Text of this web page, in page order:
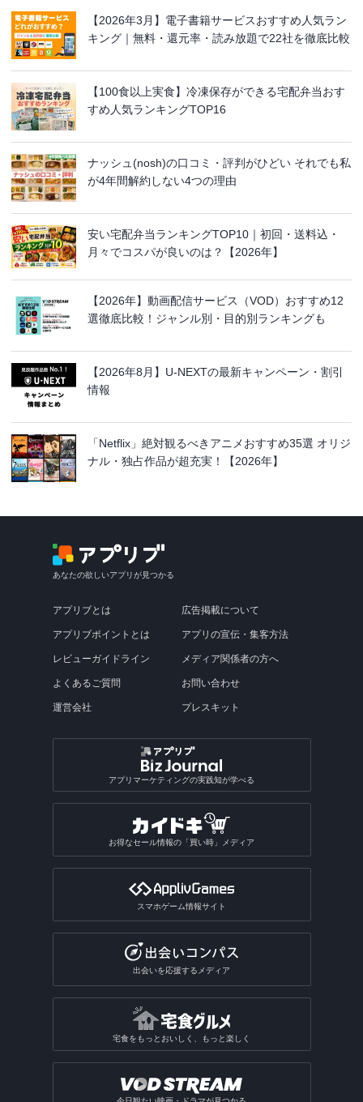
【2026年3月】電子書籍サービスおすすめ人気ラン
キング｜無料・還元率・読み放題で22社を徹底比較
【100食以上実食】冷凍保存ができる宅配弁当おす
すめ人気ランキングTOP16
ナッシュ(nosh)の口コミ・評判がひどい それでも私
が4年間解約しない4つの理由
安い宅配弁当ランキングTOP10｜初回・送料込・
月々でコスパが良いのは？【2026年】
【2026年】動画配信サービス（VOD）おすすめ12
選徹底比較！ジャンル別・目的別ランキングも
【2026年8月】U-NEXTの最新キャンペーン・割引
情報
「Netflix」絶対観るべきアニメおすすめ35選 オリジ
ナル・独占作品が超充実！【2026年】
あなたの欲しいアプリが見つかる
アプリブとは
アプリブポイントとは
レビューガイドライン
よくあるご質問
運営会社
広告掲載について
アプリの宣伝・集客方法
メディア関係者の方へ
お問い合わせ
プレスキット
アプリマーケティングの実践知が学べる
お得なセール情報の「買い時」メディア
スマホゲーム情報サイト
出会いを応援するメディア
宅食をもっとおいしく、もっと楽しく